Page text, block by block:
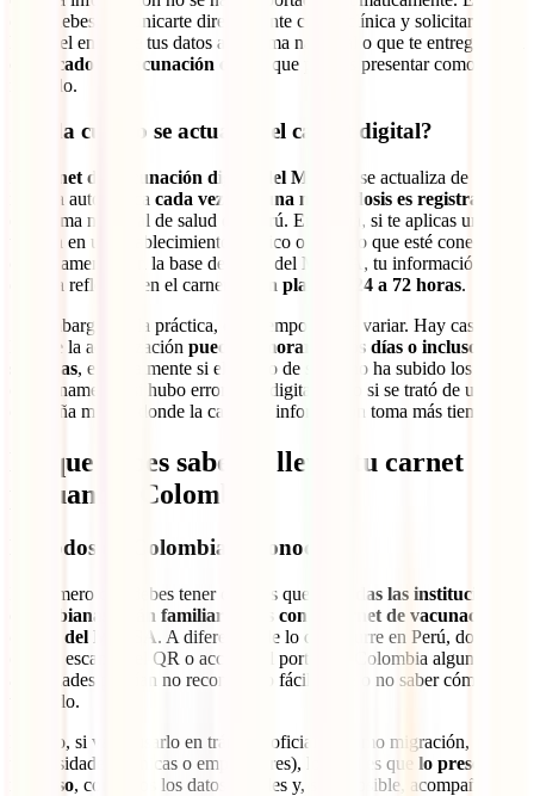
caso, debes comunicarte directamente con la clínica y solicitar que
hagan el envío de tus datos al sistema nacional o que te entreguen un
certificado de vacunación oficial
que puedas presentar como
respaldo.
¿Cada cuánto se actualiza el carnet digital?
carnet de vacunación digital del MINSA
se actualiza de
manera automática cada vez que una nueva dosis es registrada
el sistema nacional de salud del Perú. En teoría, si te aplicas una
vacuna en un establecimiento público o privado que esté conectado
correctamente con la base de datos del MINSA, tu información
debería reflejarse en el carnet
en un plazo de 24 a 72 horas.
Sin embargo, en la práctica, este tiempo puede variar. Hay casos en
los que la actualización puede demorar varios días o incluso
semanas, especialmente si el centro de salud no ha subido los datos
oportunamente, si hubo errores de digitación, o si se trató de una
campaña masiva donde la carga de información toma más tiempo.
Lo que debes saber si llevas tu carnet
peruano a Colombia
No todos en Colombia lo conocen
Lo primero que debes tener claro es que
no todas las instituciones
colombianas están familiarizadas con el carnet de vacunación
digital del MINSA. A diferencia de lo que ocurre en Perú, donde es
común escanear el QR o acceder al portal, en Colombia algunas
autoridades podrían no reconocerlo fácilmente o no saber cómo
validarlo.
Por eso, si vas a usarlo en trámites oficiales (como migración,
universidades, clínicas o empleadores), lo ideal es que lo presentes
impreso, con todos los datos visibles y, si es posible, acompañado